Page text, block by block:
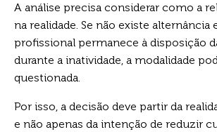
A análise precisa considerar como a
na realidade. Se não existe alternância
profissional permanece à disposição
durante a inatividade, a modalidade
questionada.
Por isso, a decisão deve partir da
e não apenas da intenção de reduzir